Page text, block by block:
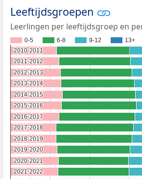
Leeftijdsgroepen
Leerlingen per leeftijdsgroep en
0-5 6-8 9-12 13+
2010-2011
2010-2011
2011-2012
2011-2012
2012-2013
2012-2013
2013-2014
2013-2014
2014-2015
2014-2015
2015-2016
2015-2016
2016-2017
2016-2017
2017-2018
2017-2018
2018-2019
2018-2019
2019-2020
2019-2020
2020-2021
2020-2021
2021-2022
2021-2022